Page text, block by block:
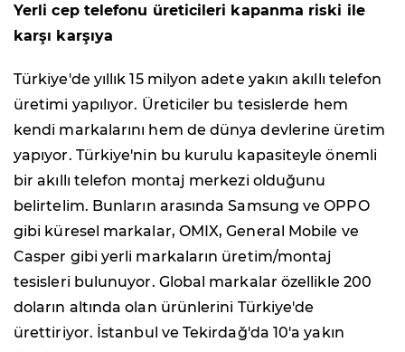
Yerli cep telefonu üreticileri kapanma riski ile
karşı karşıya
Türkiye'de yıllık 15 milyon adete yakın akıllı telefon
üretimi yapılıyor. Üreticiler bu tesislerde hem
kendi markalarını hem de dünya devlerine üretim
yapıyor. Türkiye'nin bu kurulu kapasiteyle önemli
bir akıllı telefon montaj merkezi olduğunu
belirtelim. Bunların arasında Samsung ve OPPO
gibi küresel markalar, OMIX, General Mobile ve
Casper gibi yerli markaların üretim/montaj
tesisleri bulunuyor. Global markalar özellikle 200
doların altında olan ürünlerini Türkiye'de
ürettiriyor. İstanbul ve Tekirdağ'da 10'a yakın